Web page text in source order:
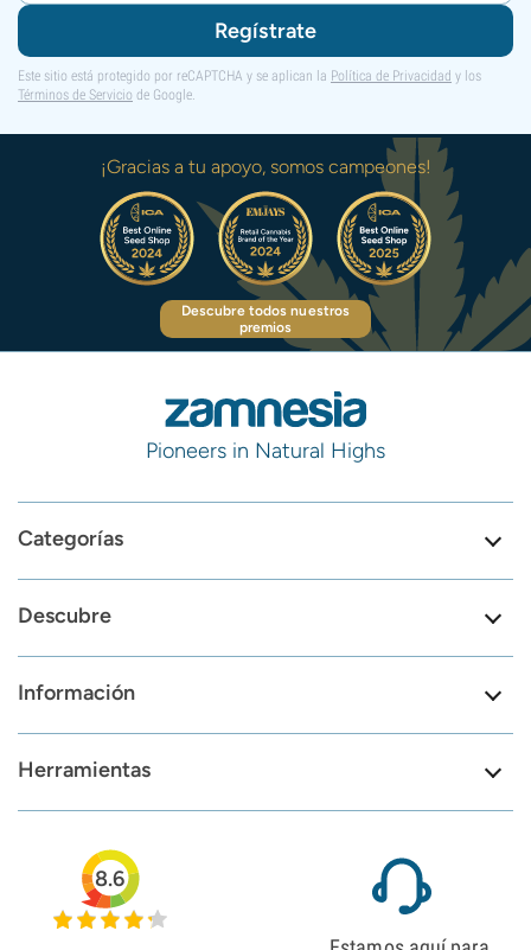
Regístrate
Este sitio está protegido por reCAPTCHA y se aplican la Política de Privacidad y los
Términos de Servicio de Google.
¡Gracias a tu apoyo, somos campeones!
Descubre todos nuestros
premios
Pioneers in Natural Highs
Categorías
Descubre
Información
Herramientas
8.6